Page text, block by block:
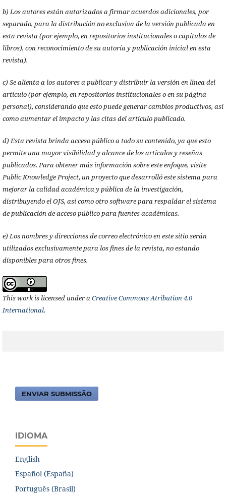
b) Los autores están autorizados a firmar acuerdos adicionales, por
separado, para la distribución no exclusiva de la versión publicada en
esta revista (por ejemplo, en repositorios institucionales o capítulos de
libros), con reconocimiento de su autoría y publicación inicial en esta
revista).
c) Se alienta a los autores a publicar y distribuir la versión en línea del
artículo (por ejemplo, en repositorios institucionales o en su página
personal), considerando que esto puede generar cambios productivos, así
como aumentar el impacto y las citas del artículo publicado.
d) Esta revista brinda acceso público a todo su contenido, ya que esto
permite una mayor visibilidad y alcance de los artículos y reseñas
publicados. Para obtener más información sobre este enfoque, visite
Public Knowledge Project, un proyecto que desarrolló este sistema para
mejorar la calidad académica y pública de la investigación,
distribuyendo el OJS, así como otro software para respaldar el sistema
de publicación de acceso público para fuentes académicas.
e) Los nombres y direcciones de correo electrónico en este sitio serán
utilizados exclusivamente para los fines de la revista, no estando
disponibles para otros fines.
This work is licensed under a Creative Commons Atribution 4.0
International.
ENVIAR SUBMISSÃO
IDIOMA
English
Español (España)
Português (Brasil)